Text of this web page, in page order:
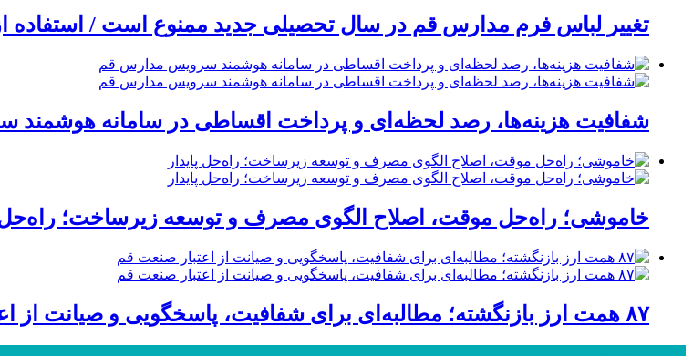
تغییر لباس فرم مدارس قم در سال تحصیلی جدید ممنوع است / استفاده
شفافیت هزینه‌ها، رصد لحظه‌ای و پرداخت اقساطی در سامانه
خاموشی؛ راه‌حل موقت، اصلاح الگوی مصرف و توسعه زیرساخت؛ راه‌حل
۸۷ همت ارز بازنگشته؛ مطالبه‌ای برای شفافیت، پاسخگویی و صیانت از اعتبار صنعت قم